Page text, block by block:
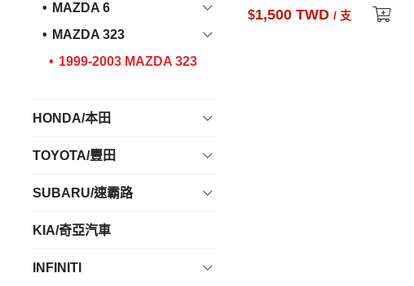
MAZDA 6
MAZDA 323
1999-2003 MAZDA 323
HONDA/本田
TOYOTA/豐田
SUBARU/速霸路
KIA/奇亞汽車
INFINITI
$1,500 TWD / 支